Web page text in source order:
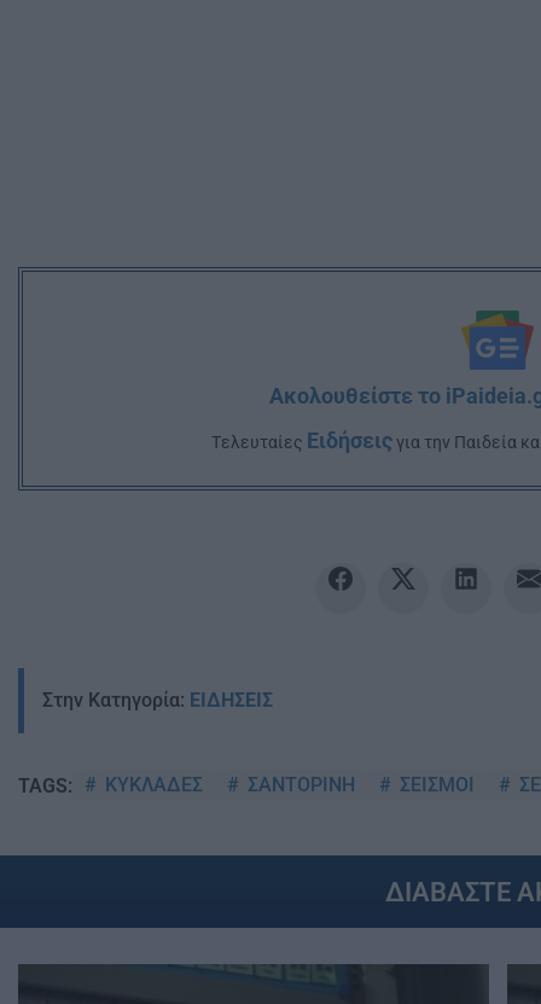
Ακολουθείστε το
Tελευταίες Ειδήσειςγια την Παιδεία
Στην Κατηγορία: ΕΙΔΗΣΕΙΣ
TAGS: ΚΥΚΛΑΔΕΣ ΣΑΝΤΟΡΙΝΗ ΣΕΙΣΜΟΙ
ΔΙΑΒΑΣΤΕ